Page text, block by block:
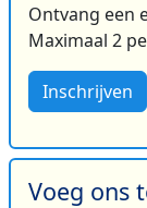
Ontvang een
Maximaal 2
Inschrijven
Voeg ons